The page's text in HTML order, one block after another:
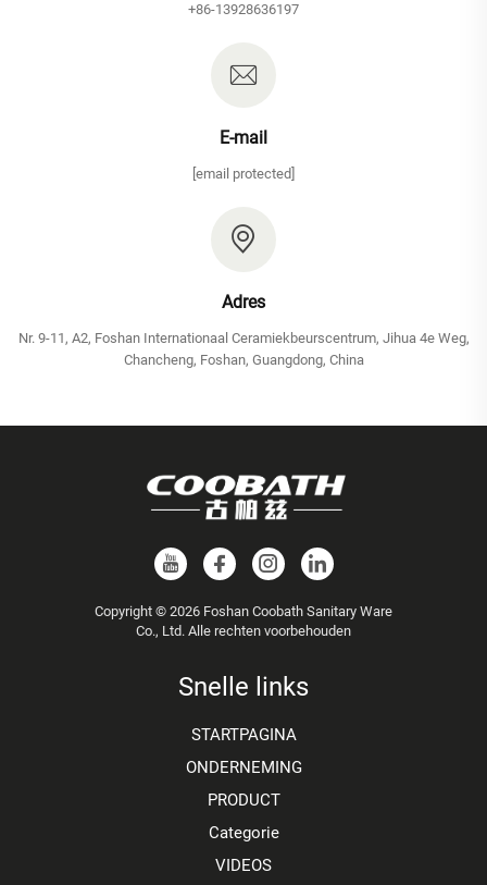
+86-13928636197
E-mail
[email protected]
Adres
Nr. 9-11, A2, Foshan Internationaal Ceramiekbeurscentrum, Jihua 4e Weg,
Chancheng, Foshan, Guangdong, China
Copyright © 2026 Foshan Coobath Sanitary Ware
Co., Ltd. Alle rechten voorbehouden
Snelle links
STARTPAGINA
ONDERNEMING
PRODUCT
Categorie
VIDEOS